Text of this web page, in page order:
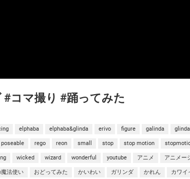
#コマ撮り #踊ってみた
elphaba elphaba&glinda erivo figure galinda glinda
poseable rego reon small stop stop motion
wicked wizard wonderful youtube アニメ アニメー
魔法使い おどってみた かいわい ガリンダ かれん カワイ